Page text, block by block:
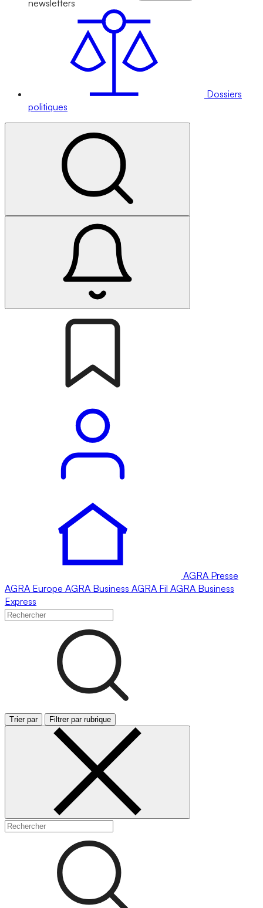
newsletters
Dossiers
politiques
AGRA Presse
AGRA Europe AGRA Business AGRA Fil AGRA Business
Express
Trier par Filtrer par rubrique